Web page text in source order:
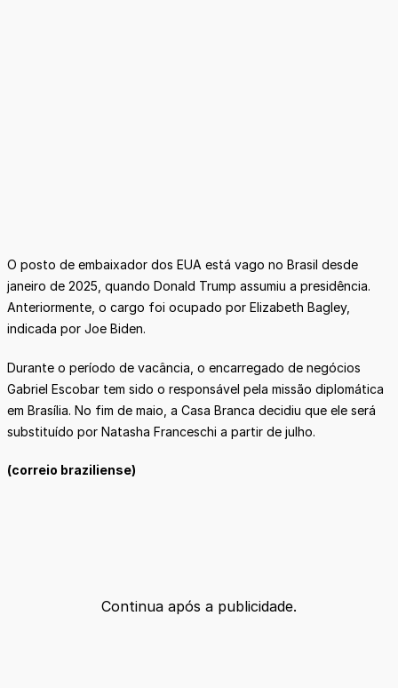
O posto de embaixador dos EUA está vago no Brasil desde
janeiro de 2025, quando Donald Trump assumiu a presidência.
Anteriormente, o cargo foi ocupado por Elizabeth Bagley,
indicada por Joe Biden.
Durante o período de vacância, o encarregado de negócios
Gabriel Escobar tem sido o responsável pela missão diplomática
em Brasília. No fim de maio, a Casa Branca decidiu que ele será
substituído por Natasha Franceschi a partir de julho.
(correio braziliense)
Continua após a publicidade.